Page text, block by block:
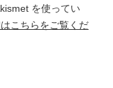
を使ってい
こちらをご覧くだ